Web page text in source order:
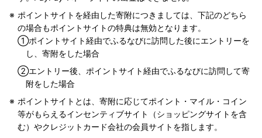
ポイントサイトを経由した寄附につきましては、下記のどちら
の場合もポイントサイトの特典は無効となります。
①ポイントサイト経由でふるなびに訪問した後にエントリーを
し、寄附をした場合
②エントリー後、ポイントサイト経由でふるなびに訪問して寄
附をした場合
ポイントサイトとは、寄附に応じてポイント・マイル・コイン
等がもらえるインセンティブサイト（ショッピングサイトを含
む）やクレジットカード会社の会員サイトを指します。